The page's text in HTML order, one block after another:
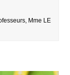
Mme LE